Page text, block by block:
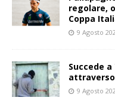
regolare,
Coppa
9 Agosto
Succede
9 Agosto